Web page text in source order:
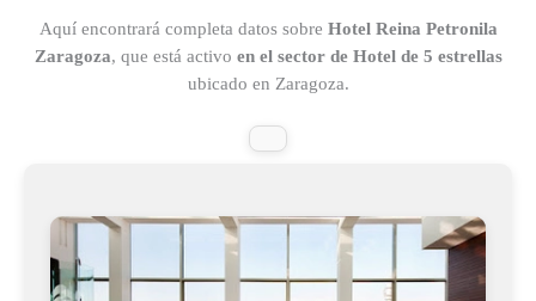
Aquí encontrará completa datos sobre Hotel Reina Petronila
Zaragoza, que está activo en el sector de Hotel de 5 estrellas
ubicado en Zaragoza.